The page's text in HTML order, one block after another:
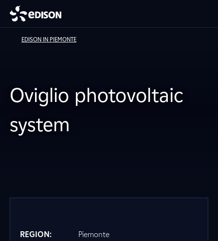
EDISON IN PIEMONTE
Oviglio photovoltaic
system
REGION:
Piemonte